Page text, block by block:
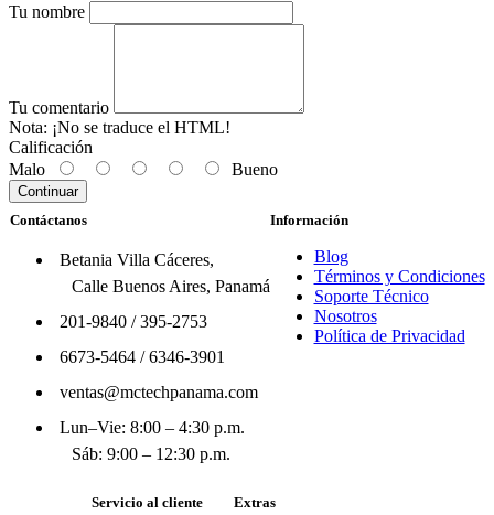
Tu nombre
Tu comentario
Nota: ¡No se traduce el HTML!
Calificación
Malo
Bueno
Continuar
Contáctanos
Betania Villa Cáceres,
Calle Buenos Aires, Panamá
201-9840/395-2753
6673-5464/6346-3901
ventas@mctechpanama.com
Lun–Vie: 8:00 – 4:30 p.m.
Sáb: 9:00 – 12:30 p.m.
Información
Blog
Términos y Condiciones
Soporte Técnico
Nosotros
Política de Privacidad
Servicio al cliente Extras